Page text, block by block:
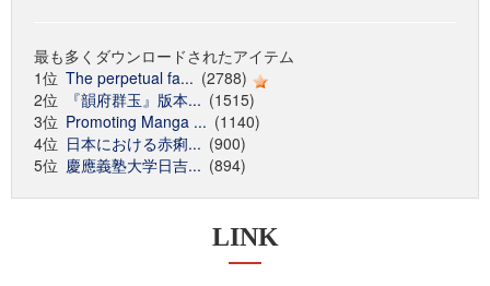
最も多くダウンロードされたアイテム
1位 The perpetual fa... (2788)
2位
『韻府群玉』版本... (1515)
3位 Promoting Manga ... (1140)
4位 日本における赤痢... (900)
5位 慶應義塾大学日吉... (894)
LINK